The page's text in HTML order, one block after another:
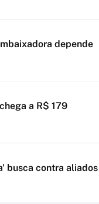
depende
a R$ 179
busca contra aliados